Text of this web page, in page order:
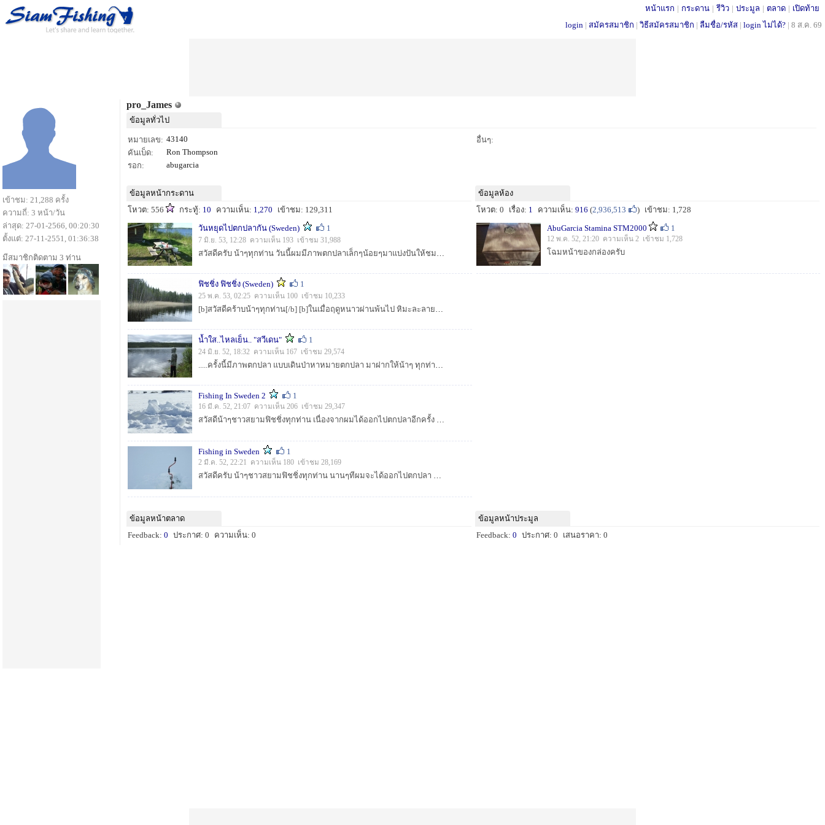
หน้าแรก | กระดาน | รีวิว | ประมูล | ตลาด | เปิดท้าย
login | สมัครสมาชิก | วิธีสมัครสมาชิก | ลืมชื่อ/รหัส | login ไม่ได้? | 8 ส.ค. 69
pro_James
ข้อมูลทั่วไป
หมายเลข: 43140
คันเบ็ด:
Ron Thompson
รอก:
abugarcia
อื่นๆ:
ข้อมูลหน้ากระดาน
โหวต: 556
กระทู้: 10 ความเห็น: 1,270
เข้าชม: 129,311
วันหยุดไปตกปลากัน (Sweden)
1
7 มิ.ย. 53, 12:28 ความเห็น 193 เข้าชม 31,988
สวัสดีครับ น้าๆทุกท่าน วันนี้ผมมีภาพตกปลาเล็กๆน้อยๆมาแบ่งปันให้ชมกันครับ เนื่องจากเมื่อวันเสาร์ อาทิตย์ได้ไปตกปลากับเพื่อนๆมา จะแห้วหรือไม่ ก...
ฟิชชิ่ง ฟิชชิ่ง (Sweden) 1
25 พ.ค. 53, 02:25 ความเห็น 100 เข้าชม 10,233
[b]สวัสดีคร้าบน้าๆทุกท่าน[/b] [b]ในเมื่อฤดูหนาวผ่านพ้นไป หิมะละลายหมด ต้นไม้เริ่มผลิใบ และอากาศเป็นใจ ผม pro_James เลยขอออกไปล้างสายเอ็นซะหน่อย...
น้ำใส..ไหลเย็น.. "สวีเดน" 1
24 มิ.ย. 52, 18:32 ความเห็น 167 เข้าชม 29,574
.....ครั้งนี้มีภาพตกปลา แบบเดินป่าหาหมายตกปลา มาฝากให้น้าๆ ทุกท่านได้รับชมกันค้าบ ๆ..... (ไปตกปลา3วัน เกือบจะแห้ว..แต่สุดท้ายก็......)...
Fishing In Sweden 2 1
16 มี.ค. 52, 21:07 ความเห็น 206 เข้าชม 29,347
สวัสดีน้าๆชาวสยามฟิชชิ่งทุกท่าน เนื่องจากผมได้ออกไปตกปลาอีกครั้ง จึงได้เก็บ ภาพมาฝาก จะแห้วหรือไม่แห้ว เชิญชมได้ครับ...
Fishing in Sweden 1
2 มี.ค. 52, 22:21 ความเห็น 180 เข้าชม 28,169
สวัสดีครับ น้าๆชาวสยามฟิชชิ่งทุกท่าน นานๆทีผมจะได้ออกไปตกปลา พอดีมีโอกาศไปตกปลาเลยเก็บภาพตกปลามาให้ชมกัน เชิญรับชมได้ครับ ผิดพลาดต้องขออภัยด้วยคร...
ข้อมูลห้อง
โหวต: 0
เรื่อง: 1 ความเห็น: 916 (2,936,513 ) เข้าชม: 1,728
AbuGarcia Stamina STM2000
1
12 พ.ค. 52, 21:20 ความเห็น 2 เข้าชม 1,728
โฉมหน้าของกล่องครับ
ข้อมูลหน้าตลาด
Feedback: 0 ประกาศ: 0 ความเห็น: 0
ข้อมูลหน้าประมูล
Feedback: 0 ประกาศ: 0 เสนอราคา: 0
เข้าชม: 21,288 ครั้ง
ความถี่: 3 หน้า/วัน
ล่าสุด: 27-01-2566, 00:20:30
ตั้งแต่: 27-11-2551, 01:36:38
มีสมาชิกติดตาม 3 ท่าน